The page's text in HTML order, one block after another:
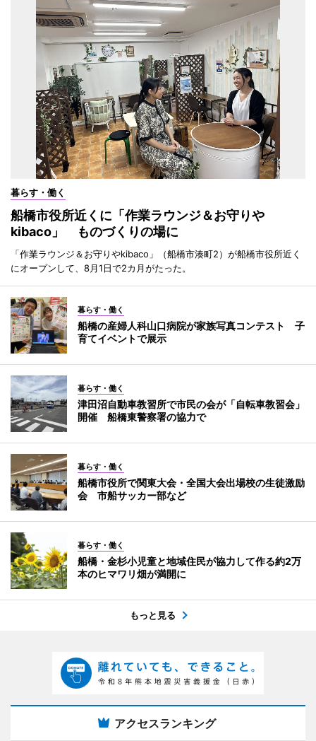
暮らす・働く
船橋市役所近くに「作業ラウンジ＆お守りや
kibaco」 ものづくりの場に
「作業ラウンジ＆お守りやkibaco」（船橋市湊町2）が船橋市役所近く
にオープンして、8月1日で2カ月がたった。
暮らす・働く
船橋の産婦人科山口病院が家族写真コンテスト 子
育てイベントで展示
暮らす・働く
津田沼自動車教習所で市民の会が「自転車教習会」
開催 船橋東警察署の協力で
暮らす・働く
船橋市役所で関東大会・全国大会出場校の生徒激励
会 市船サッカー部など
暮らす・働く
船橋・金杉小児童と地域住民が協力して作る約2万
本のヒマワリ畑が満開に
もっと見る
アクセスランキング